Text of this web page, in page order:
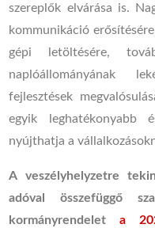
szereplők elvárása is.
kommunikáció
gépi letöltésére,
naplóállományának
fejlesztések
egyik leghatékonyabb
nyújthatja a
A veszélyhelyzetre
adóval összefüggő
kormányrendelet a